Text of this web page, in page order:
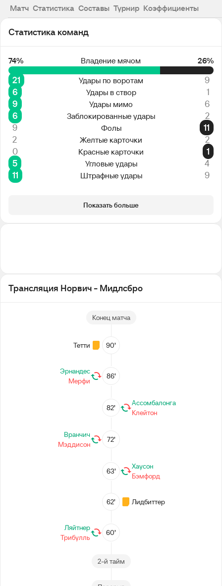
Матч Статистика Составы Турнир Коэффициенты
Статистика команд
74% Владение мячом 26%
21 Удары по воротам
9
6
Удары в створ
1
9
Удары мимо
6
6
Заблокированные удары
2
9
Фолы
11
2
Желтые карточки
2
0
Красные карточки
1
5
Угловые удары
4
11
Штрафные удары 9
Показать больше
Трансляция Норвич - Мидлсбро
Конец матча
90’
Тетти
86’
Эрнандес
Мерфи
82’
Ассомбалонга
Клейтон
72’
Вранчич
Мэддисон
63’
Хаусон
Бэмфорд
62’ Лидбиттер
60’
Ляйтнер
Трибулль
2-й тайм